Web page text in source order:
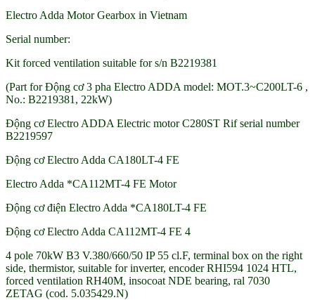
Electro Adda Motor Gearbox in Vietnam
Serial number:
Kit forced ventilation suitable for s/n B2219381
(Part for Động cơ 3 pha Electro ADDA model: MOT.3~C200LT-6 ,
No.: B2219381, 22kW)
Động cơ Electro ADDA Electric motor C280ST Rif serial number
B2219597
Động cơ Electro Adda CA180LT-4 FE
Electro Adda *CA112MT-4 FE Motor
Động cơ điện Electro Adda *CA180LT-4 FE
Động cơ Electro Adda CA112MT-4 FE 4
4 pole 70kW B3 V.380/660/50 IP 55 cl.F, terminal box on the right
side, thermistor, suitable for inverter, encoder RHI594 1024 HTL,
forced ventilation RH40M, insocoat NDE bearing, ral 7030
ZETAG (cod. 5.035429.N)